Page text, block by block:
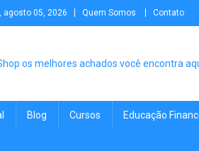
agosto 05, 2026 Quem Somos Contato
para você!
Blog Cursos Educação